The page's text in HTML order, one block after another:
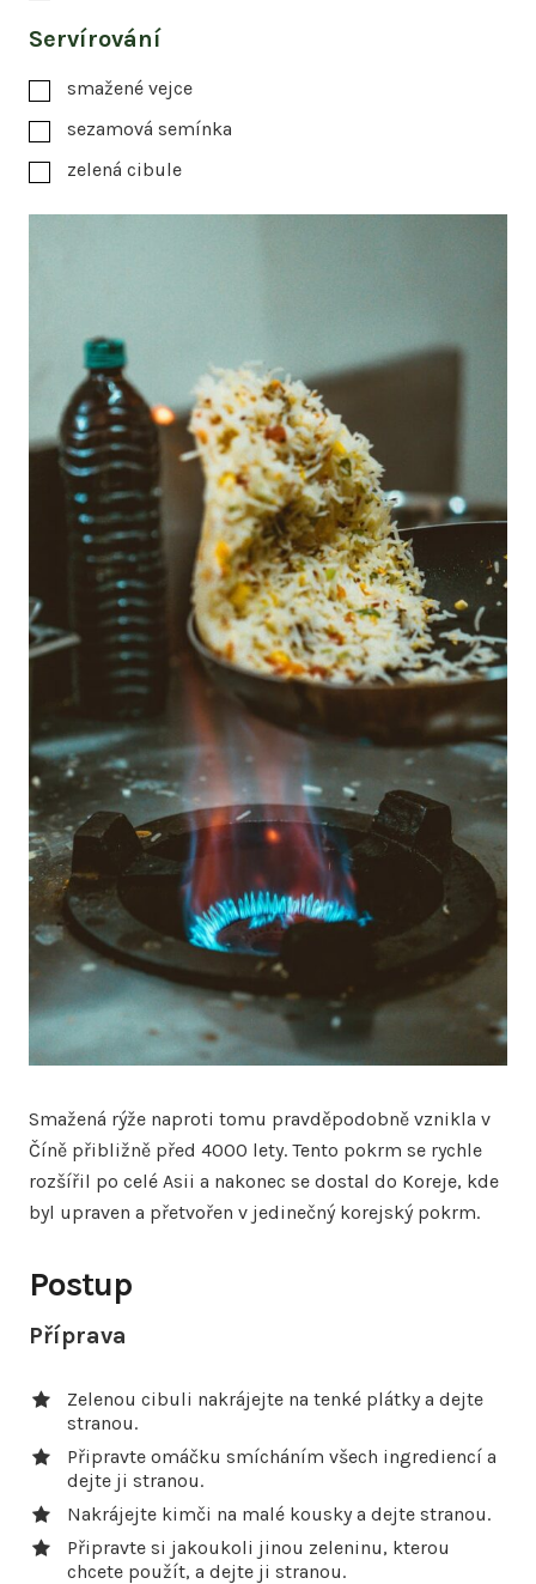
Servírování
smažené vejce
sezamová semínka
zelená cibule
Smažená rýže naproti tomu pravděpodobně vznikla v
Číně přibližně před 4000 lety. Tento pokrm se rychle
rozšířil po celé Asii a nakonec se dostal do Koreje, kde
byl upraven a přetvořen v jedinečný korejský pokrm.
Postup
Příprava
Zelenou cibuli nakrájejte na tenké plátky a dejte
stranou.
Připravte omáčku smícháním všech ingrediencí a
dejte ji stranou.
Nakrájejte kimči na malé kousky a dejte stranou.
Připravte si jakoukoli jinou zeleninu, kterou
chcete použít, a dejte ji stranou.